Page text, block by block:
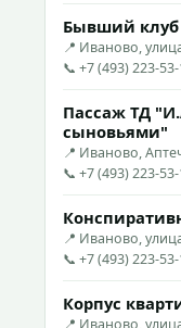
Бывший клуб
📍 Иваново,
📞 +7 (493) 223-
Пассаж ТД
сыновьями"
📍 Иваново,
📞 +7 (493) 223-
📍 Иваново,
📞 +7 (493) 223-
Корпус
📍 Иваново,